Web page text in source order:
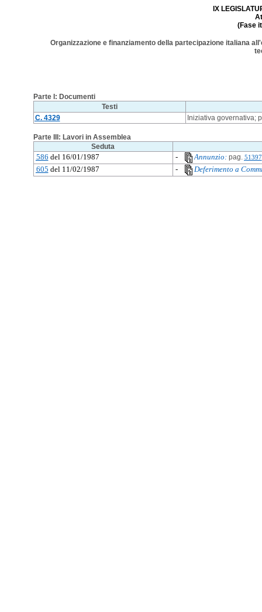
IX
(Fase
Organizzazione e finanziamento della partecipazione italiana
Parte I: Documenti
Testi
C. 4329
Iniziativa governativa;
Parte III: Lavori in Assemblea
Seduta
586 del 16/01/1987 - Annunzio:pag. 51397
605 del 11/02/1987 - Deferimento a